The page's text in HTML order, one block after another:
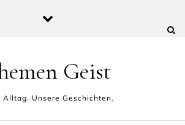
Geist
Alltag. Unsere Geschichten.